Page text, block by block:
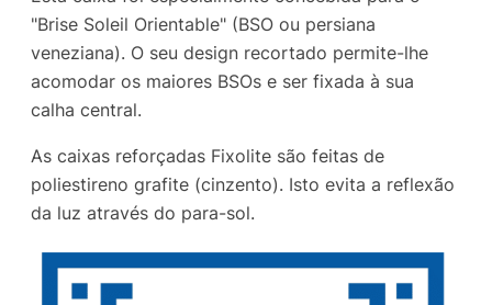
"Brise Soleil Orientable" (BSO ou persiana
veneziana). O seu design recortado permite-lhe
acomodar os maiores BSOs e ser fixada à sua
calha central.
As caixas reforçadas Fixolite são feitas de
poliestireno grafite (cinzento). Isto evita a reflexão
da luz através do para-sol.